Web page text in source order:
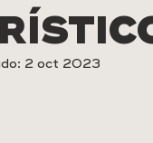
2 oct 2023